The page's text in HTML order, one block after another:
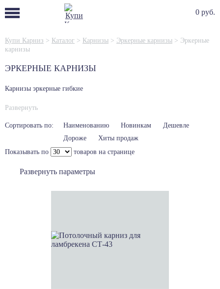
0 руб.
Купи Карниз > Каталог > Карнизы > Эркерные карнизы > Эркерные
карнизы
ЭРКЕРНЫЕ КАРНИЗЫ
Карнизы эркерные гибкие
Развернуть
Сортировать по: Наименованию Новинкам
Дешевле
Дороже
Хиты продаж
Показывать по
товаров на странице
Развернуть параметры